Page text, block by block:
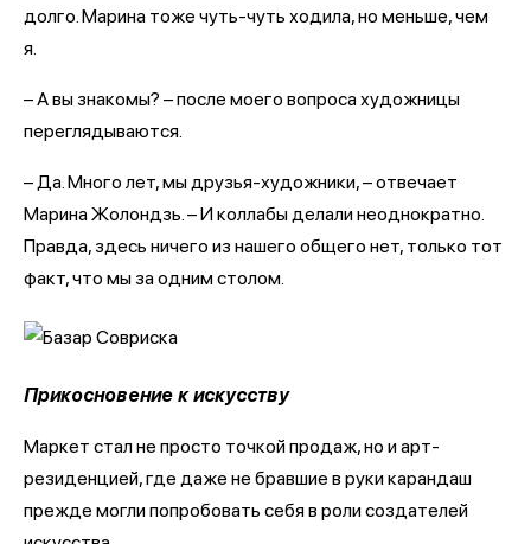
долго. Марина тоже чуть-чуть ходила, но меньше, чем
я.
– А вы знакомы? – после моего вопроса художницы
переглядываются.
– Да. Много лет, мы друзья-художники, – отвечает
Марина Жолондзь. – И коллабы делали неоднократно.
Правда, здесь ничего из нашего общего нет, только тот
факт, что мы за одним столом.
Прикосновение к искусству
Маркет стал не просто точкой продаж, но и арт-
резиденцией, где даже не бравшие в руки карандаш
прежде могли попробовать себя в роли создателей